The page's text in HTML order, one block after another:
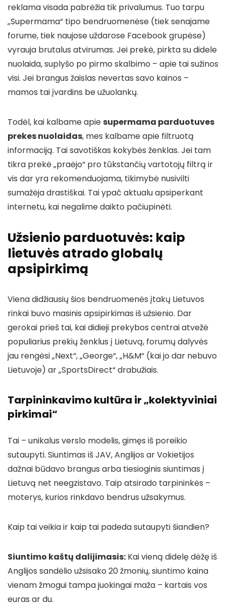
reklama visada pabrėžia tik privalumus. Tuo tarpu
„Supermama“ tipo bendruomenėse (tiek senajame
forume, tiek naujose uždarose Facebook grupėse)
vyrauja brutalus atvirumas. Jei prekė, pirkta su didele
nuolaida, suplyšo po pirmo skalbimo – apie tai sužinos
visi. Jei brangus žaislas nevertas savo kainos –
mamos tai įvardins be užuolankų.
Todėl, kai kalbame apiesupermama parduotuves
prekes nuolaidas, mes kalbame apie filtruotą
informaciją. Tai savotiškas kokybės ženklas. Jei tam
tikra prekė „praėjo“ pro tūkstančių vartotojų filtrą ir
vis dar yra rekomenduojama, tikimybė nusivilti
sumažėja drastiškai. Tai ypač aktualu apsiperkant
internetu, kai negalime daikto pačiupinėti.
Užsienio parduotuvės: kaip
lietuvės atrado globalų
apsipirkimą
Viena didžiausių šios bendruomenės įtakų Lietuvos
rinkai buvo masinis apsipirkimas iš užsienio. Dar
gerokai prieš tai, kai didieji prekybos centrai atvežė
populiarius prekių ženklus į Lietuvą, forumų dalyvės
jau rengėsi „Next“, „George“, „H&M“ (kai jo dar nebuvo
Lietuvoje) ar „SportsDirect“ drabužiais.
Tarpininkavimo kultūra ir „kolektyviniai
pirkimai“
Tai – unikalus verslo modelis, gimęs iš poreikio
sutaupyti. Siuntimas iš JAV, Anglijos ar Vokietijos
dažnai būdavo brangus arba tiesioginis siuntimas į
Lietuvą net neegzistavo. Taip atsirado tarpininkės –
moterys, kurios rinkdavo bendrus užsakymus.
Kaip tai veikia ir kaip tai padeda sutaupyti šiandien?
Siuntimo kaštų dalijimasis: Kai vieną didelę dėžę iš
Anglijos sandėlio užsisako 20 žmonių, siuntimo kaina
vienam žmogui tampa juokingai maža – kartais vos
euras ar du.